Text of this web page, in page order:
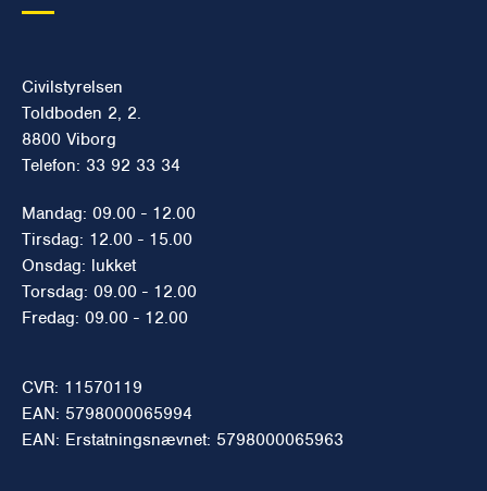
Civilstyrelsen
Toldboden 2, 2.
8800 Viborg
Telefon: 33 92 33 34
Mandag: 09.00 - 12.00
Tirsdag: 12.00 - 15.00
Onsdag: lukket
Torsdag: 09.00 - 12.00
Fredag: 09.00 - 12.00
CVR: 11570119
EAN: 5798000065994
EAN: Erstatningsnævnet: 5798000065963